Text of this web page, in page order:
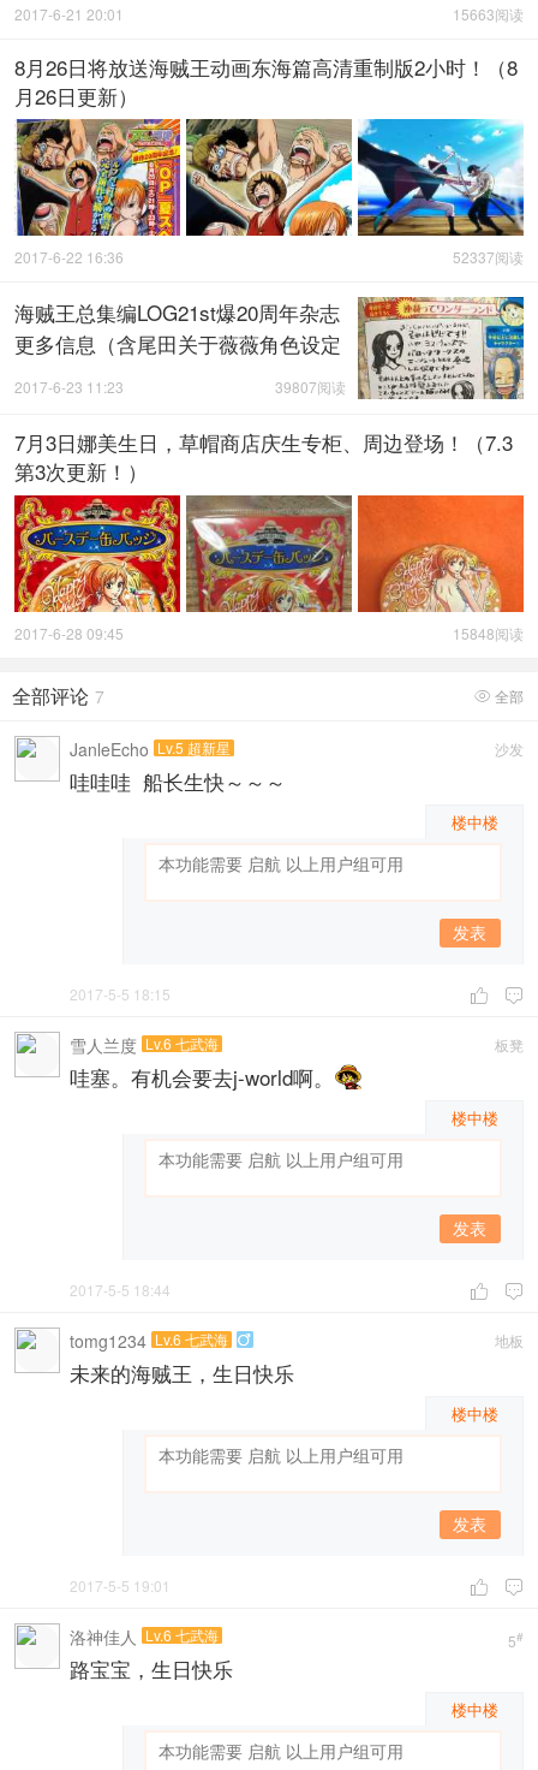
15663阅读
2017-6-21 20:01
8月26日将放送海贼王动画东海篇高清重制版2小时！（8
月26日更新）
52337阅读
2017-6-22 16:36
海贼王总集编LOG21st爆20周年杂志
更多信息（含尾田关于薇薇角色设定
始末）
39807阅读
2017-6-23 11:23
7月3日娜美生日，草帽商店庆生专柜、周边登场！（7.3
第3次更新！）
15848阅读
2017-6-28 09:45
 全部
全部评论 7
沙发
JanleEcho Lv.5 超新星
哇哇哇 船长生快～～～
楼中楼
发表
 
2017-5-5 18:15
板凳
雪人兰度 Lv.6 七武海
哇塞。有机会要去j-world啊。
楼中楼
发表
 
2017-5-5 18:44
地板
tomg1234 Lv.6 七武海 
未来的海贼王，生日快乐
楼中楼
发表
 
2017-5-5 19:01
5#
洛神佳人 Lv.6 七武海
路宝宝，生日快乐
楼中楼